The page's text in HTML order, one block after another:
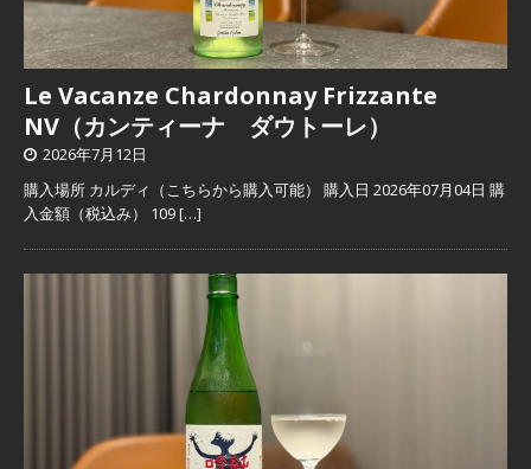
Le Vacanze Chardonnay Frizzante
NV（カンティーナ ダウトーレ）
2026年7月12日
購入場所 カルディ（こちらから購入可能） 購入日 2026年07月04日 購
入金額（税込み） 109[…]